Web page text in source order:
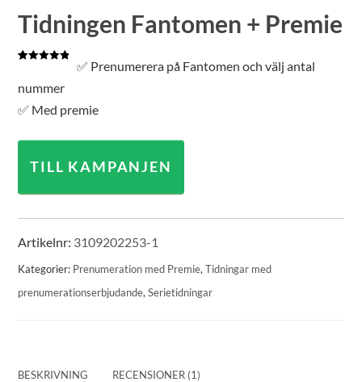
Tidningen Fantomen + Premie
baserat på
✅ Prenumerera på Fantomen och välj antal
nummer
✅ Med premie
TILL KAMPANJEN
Artikelnr: 3109202253-1
Kategorier: Prenumeration med Premie,Tidningar med
prenumerationserbjudande,Serietidningar
BESKRIVNING RECENSIONER (1)